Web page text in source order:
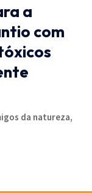
a
com
da natureza,